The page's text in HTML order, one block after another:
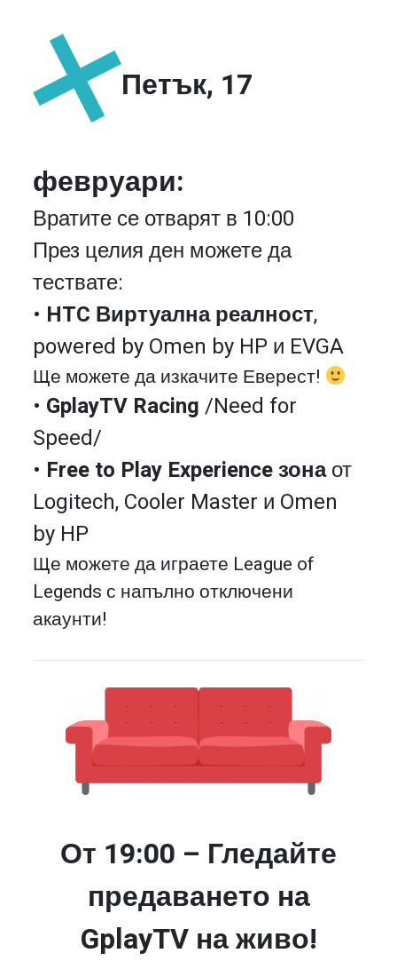
Петък, 17
февруари:
Вратите се отварят в 10:00
През целия ден можете да
тествате:
• HTC Виртуална реалност,
powered by Omen by HP и EVGA
Ще можете да изкачите Еверест!
• GplayTV Racing /Need for
Speed/
• Free to Play Experience зонаот
Logitech, Cooler Master и Omen
by HP
Ще можете да играете League of
Legends с напълно отключени
акаунти!
От 19:00 – Гледайте
предаването на
GplayTV на живо!